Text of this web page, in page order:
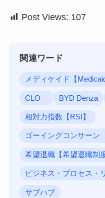
Post Views: 107
関連ワード
メディケイド【
CLO BYD Denza
相対力指数【RSI】
ゴーイングコンサーン
希望退職【希望退職制
ビジネス・プロセス・
サブハブ